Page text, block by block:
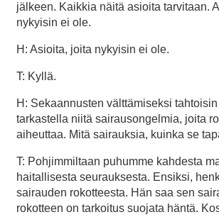
jälkeen. Kaikkia näitä asioita tarvitaan.
nykyisin ei ole.
H: Asioita, joita nykyisin ei ole.
T: Kyllä.
H: Sekaannusten välttämiseksi
tarkastella niitä sairausongelmia, joita
aiheuttaa. Mitä sairauksia, kuinka se
T: Pohjimmiltaan puhumme kahdesta
haitallisesta seurauksesta. Ensiksi,
sairauden rokotteesta. Hän saa sen
rokotteen on tarkoitus suojata häntä.